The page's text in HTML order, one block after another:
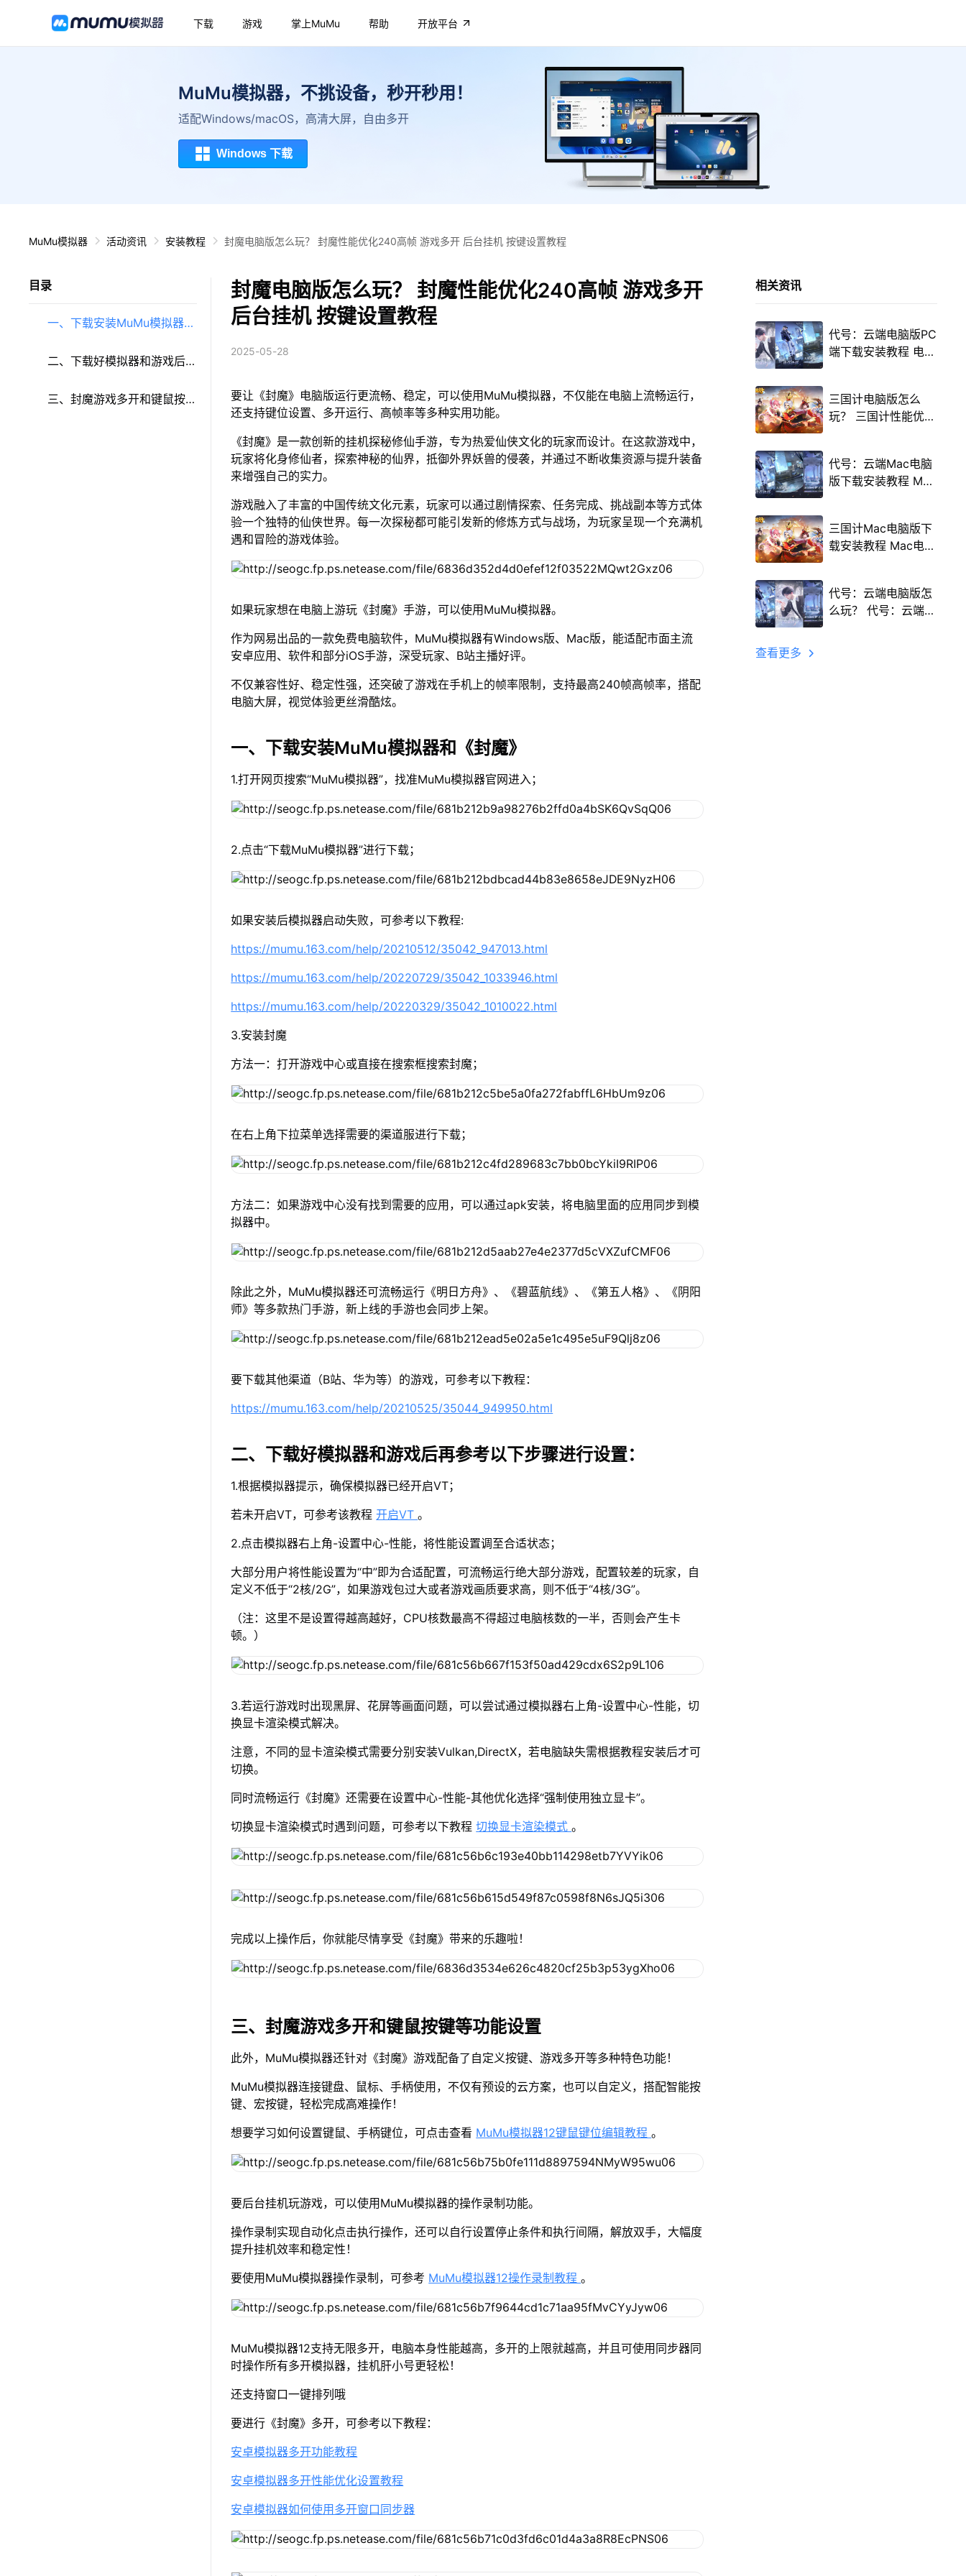
下载 游戏 掌上MuMu 帮助 开放平台
MuMu模拟器，不挑设备，秒开秒用！
适配Windows/macOS，高清大屏，自由多开
Windows 下载
MuMu模拟器 活动资讯 安装教程 封魔电脑版怎么玩？ 封魔性能优化240高帧 游戏多开 后台挂机 按键设置教程
目录
一、下载安装MuMu模拟器和
《封魔》
二、下载好模拟器和游戏后
再参考以下步骤进行设置：
三、封魔游戏多开和键鼠按
封魔电脑版怎么玩？ 封魔性能优化240高帧 游戏多开
后台挂机 按键设置教程
2025-05-28
要让《封魔》电脑版运行更流畅、稳定，可以使用MuMu模拟器，不仅能在电脑上流畅运行，
还支持键位设置、多开运行、高帧率等多种实用功能。
《封魔》是一款创新的挂机探秘修仙手游，专为热爱仙侠文化的玩家而设计。在这款游戏中，
玩家将化身修仙者，探索神秘的仙界，抵御外界妖兽的侵袭，并通过不断收集资源与提升装备
来增强自己的实力。
游戏融入了丰富的中国传统文化元素，玩家可以通过剧情探索、任务完成、挑战副本等方式体
验一个独特的仙侠世界。每一次探秘都可能引发新的修炼方式与战场，为玩家呈现一个充满机
遇和冒险的游戏体验。
如果玩家想在电脑上游玩《封魔》手游，可以使用MuMu模拟器。
作为网易出品的一款免费电脑软件，MuMu模拟器有Windows版、Mac版，能适配市面主流
安卓应用、软件和部分iOS手游，深受玩家、B站主播好评。
不仅兼容性好、稳定性强，还突破了游戏在手机上的帧率限制，支持最高240帧高帧率，搭配
电脑大屏，视觉体验更丝滑酷炫。
一、下载安装MuMu模拟器和《封魔》
1.打开网页搜索“MuMu模拟器”，找准MuMu模拟器官网进入；
2.点击“下载MuMu模拟器”进行下载；
如果安装后模拟器启动失败，可参考以下教程:
https://mumu.163.com/help/20210512/35042_947013.html
https://mumu.163.com/help/20220729/35042_1033946.html
https://mumu.163.com/help/20220329/35042_1010022.html
3.安装封魔
方法一：打开游戏中心或直接在搜索框搜索封魔；
在右上角下拉菜单选择需要的渠道服进行下载；
方法二：如果游戏中心没有找到需要的应用，可以通过apk安装，将电脑里面的应用同步到模
拟器中。
除此之外，MuMu模拟器还可流畅运行《明日方舟》、《碧蓝航线》、《第五人格》、《阴阳
师》等多款热门手游，新上线的手游也会同步上架。
要下载其他渠道（B站、华为等）的游戏，可参考以下教程：
https://mumu.163.com/help/20210525/35044_949950.html
二、下载好模拟器和游戏后再参考以下步骤进行设置：
1.根据模拟器提示，确保模拟器已经开启VT；
若未开启VT，可参考该教程开启VT。
2.点击模拟器右上角-设置中心-性能，将性能设置调至合适状态；
大部分用户将性能设置为“中”即为合适配置，可流畅运行绝大部分游戏，配置较差的玩家，自
定义不低于“2核/2G”，如果游戏包过大或者游戏画质要求高，则不低于“4核/3G”。
（注：这里不是设置得越高越好，CPU核数最高不得超过电脑核数的一半，否则会产生卡
顿。）
3.若运行游戏时出现黑屏、花屏等画面问题，可以尝试通过模拟器右上角-设置中心-性能，切
换显卡渲染模式解决。
注意，不同的显卡渲染模式需要分别安装Vulkan,DirectX，若电脑缺失需根据教程安装后才可
切换。
同时流畅运行《封魔》还需要在设置中心-性能-其他优化选择“强制使用独立显卡”。
切换显卡渲染模式时遇到问题，可参考以下教程切换显卡渲染模式。
完成以上操作后，你就能尽情享受《封魔》带来的乐趣啦！
三、封魔游戏多开和键鼠按键等功能设置
此外，MuMu模拟器还针对《封魔》游戏配备了自定义按键、游戏多开等多种特色功能！
MuMu模拟器连接键盘、鼠标、手柄使用，不仅有预设的云方案，也可以自定义，搭配智能按
键、宏按键，轻松完成高难操作！
想要学习如何设置键鼠、手柄键位，可点击查看 MuMu模拟器12键鼠键位编辑教程。
要后台挂机玩游戏，可以使用MuMu模拟器的操作录制功能。
操作录制实现自动化点击执行操作，还可以自行设置停止条件和执行间隔，解放双手，大幅度
提升挂机效率和稳定性！
要使用MuMu模拟器操作录制，可参考 MuMu模拟器12操作录制教程。
MuMu模拟器12支持无限多开，电脑本身性能越高，多开的上限就越高，并且可使用同步器同
时操作所有多开模拟器，挂机肝小号更轻松！
还支持窗口一键排列哦
要进行《封魔》多开，可参考以下教程：
安卓模拟器多开功能教程
安卓模拟器多开性能优化设置教程
安卓模拟器如何使用多开窗口同步器
相关资讯
代号：云端电脑版PC
端下载安装教程 电脑
三国计电脑版怎么
玩？ 三国计性能优化
程
代号：云端Mac电脑
版下载安装教程 Mac
三国计Mac电脑版下
载安装教程 Mac电脑
代号：云端电脑版怎
么玩？ 代号：云端性
查看更多